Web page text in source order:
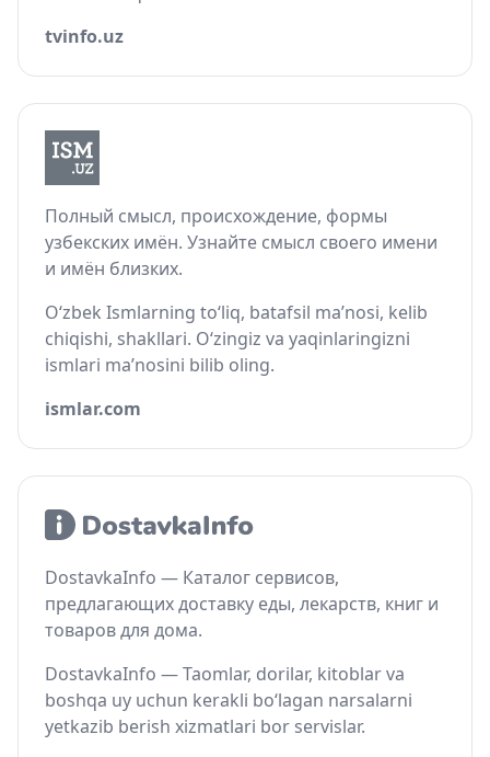
tvinfo.uz
Полный смысл, происхождение, формы
узбекских имён. Узнайте смысл своего имени
и имён близких.
O‘zbek Ismlarning to‘liq, batafsil ma’nosi, kelib
chiqishi, shakllari. O‘zingiz va yaqinlaringizni
ismlari ma’nosini bilib oling.
ismlar.com
DostavkaInfo — Каталог сервисов,
предлагающих доставку еды, лекарств, книг и
товаров для дома.
DostavkaInfo — Taomlar, dorilar, kitoblar va
boshqa uy uchun kerakli bo‘lagan narsalarni
yetkazib berish xizmatlari bor servislar.